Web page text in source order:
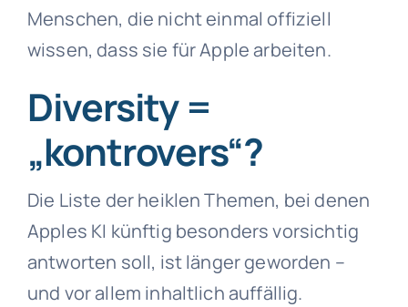
Menschen, die nicht einmal offiziell
wissen, dass sie für Apple arbeiten.
Diversity =
„kontrovers“?
Die Liste der heiklen Themen, bei denen
Apples KI künftig besonders vorsichtig
antworten soll, ist länger geworden –
und vor allem inhaltlich auffällig.